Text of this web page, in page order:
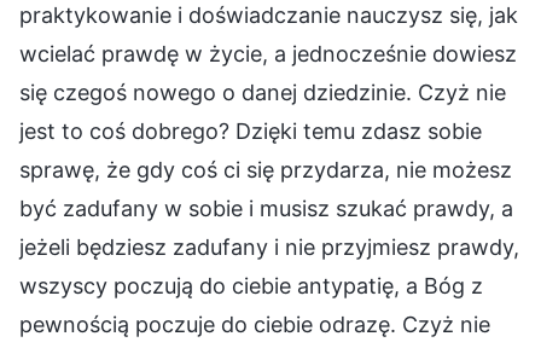
praktykowanie i doświadczanie nauczysz się, jak
wcielać prawdę w życie, a jednocześnie dowiesz
się czegoś nowego o danej dziedzinie. Czyż nie
jest to coś dobrego? Dzięki temu zdasz sobie
sprawę, że gdy coś ci się przydarza, nie możesz
być zadufany w sobie i musisz szukać prawdy, a
jeżeli będziesz zadufany i nie przyjmiesz prawdy,
wszyscy poczują do ciebie antypatię, a Bóg z
pewnością poczuje do ciebie odrazę. Czyż nie